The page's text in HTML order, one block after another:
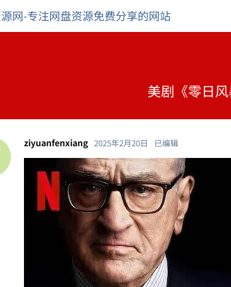
网-专注网盘资源免费分享的网站
美剧《零日
ziyuanfenxiang 2025年2月20日 已编辑